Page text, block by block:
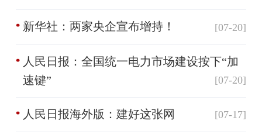
新华社：两家央企宣布增持！ [07-20]
人民日报：全国统一电力市场建设按下“加
速键”
[07-20]
人民日报海外版：建好这张网 [07-17]